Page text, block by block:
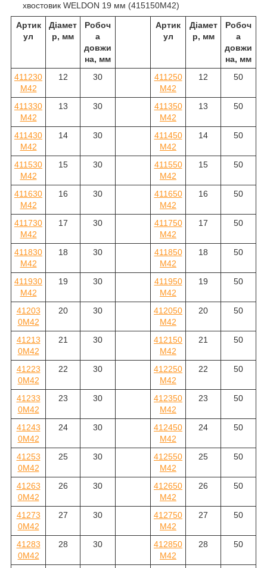
хвостовик WELDON 19 мм (415150M42)
Артик
ул
Діамет
р, мм
Робоч
а
довжи
на, мм
Артик
ул
Діамет
р, мм
Робоч
а
довжи
на, мм
411230
M42
12 30
411250
M42
12 50
411330
M42
13 30
411350
M42
13 50
411430
M42
14 30
411450
M42
14 50
411530
M42
15 30
411550
M42
15 50
411630
M42
16 30
411650
M42
16 50
411730
M42
17 30
411750
M42
17 50
411830
M42
18 30
411850
M42
18 50
411930
M42
19 30
411950
M42
19 50
41203
0M42
20 30
412050
M42
20 50
41213
0M42
21 30
412150
M42
21 50
41223
0M42
22 30
412250
M42
22 50
41233
0M42
23 30
412350
M42
23 50
41243
0M42
24 30
412450
M42
24 50
41253
0M42
25 30
412550
M42
25 50
41263
0M42
26 30
412650
M42
26 50
41273
0M42
27 30
412750
M42
27 50
41283
0M42
28 30
412850
M42
28 50